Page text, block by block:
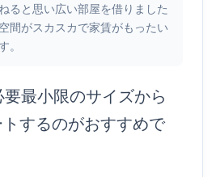
ると思い広い部屋を借りました
間がスカスカで家賃がもったい
。
要最小限のサイズから
するのがおすすめで